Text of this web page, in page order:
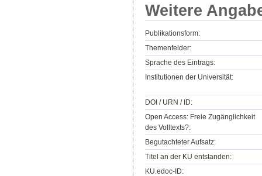
Weitere
Publikationsform:
Themenfelder:
Sprache des Eintrags:
Institutionen der Universität:
DOI / URN / ID:
Open Access: Freie Zugänglichkeit
des Volltexts?:
Begutachteter Aufsatz:
Titel an der KU entstanden:
KU.edoc-ID: